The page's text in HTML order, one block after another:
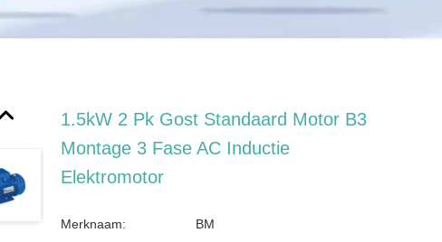
1.5kW 2 Pk Gost Standaard Motor B3
Montage 3 Fase AC Inductie
Elektromotor
Merknaam: BM